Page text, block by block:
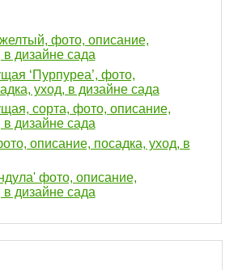
фото, описание,
в дизайне сада
‘Пурпуреа’, фото,
уход, в дизайне сада
сорта, фото, описание,
в дизайне сада
описание, посадка, уход, в
фото, описание,
в дизайне сада